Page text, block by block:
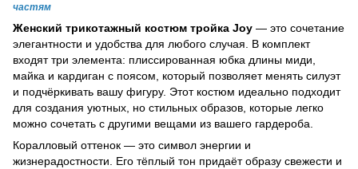
частям
Женский трикотажный костюм тройка Joy — это сочетание
элегантности и удобства для любого случая. В комплект
входят три элемента: плиссированная юбка длины миди,
майка и кардиган с поясом, который позволяет менять силуэт
и подчёркивать вашу фигуру. Этот костюм идеально подходит
для создания уютных, но стильных образов, которые легко
можно сочетать с другими вещами из вашего гардероба.
Коралловый оттенок — это символ энергии и
жизнерадостности. Его тёплый тон придаёт образу свежести и